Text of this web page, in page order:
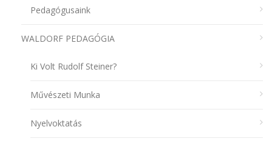
Pedagógusaink
WALDORF PEDAGÓGIA
Ki Volt Rudolf Steiner?
Művészeti Munka
Nyelvoktatás